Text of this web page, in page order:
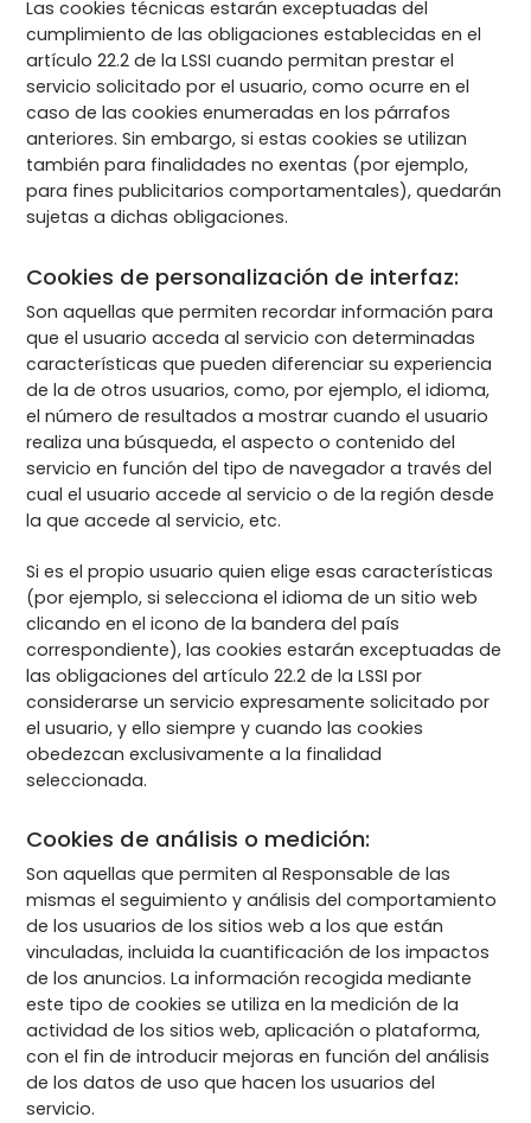
Las cookies técnicas estarán exceptuadas del
cumplimiento de las obligaciones establecidas en el
artículo 22.2 de la LSSI cuando permitan prestar el
servicio solicitado por el usuario, como ocurre en el
caso de las cookies enumeradas en los párrafos
anteriores. Sin embargo, si estas cookies se utilizan
también para finalidades no exentas (por ejemplo,
para fines publicitarios comportamentales), quedarán
sujetas a dichas obligaciones.
Cookies de personalización de interfaz:
Son aquellas que permiten recordar información para
que el usuario acceda al servicio con determinadas
características que pueden diferenciar su experiencia
de la de otros usuarios, como, por ejemplo, el idioma,
el número de resultados a mostrar cuando el usuario
realiza una búsqueda, el aspecto o contenido del
servicio en función del tipo de navegador a través del
cual el usuario accede al servicio o de la región desde
la que accede al servicio, etc.
Si es el propio usuario quien elige esas características
(por ejemplo, si selecciona el idioma de un sitio web
clicando en el icono de la bandera del país
correspondiente), las cookies estarán exceptuadas de
las obligaciones del artículo 22.2 de la LSSI por
considerarse un servicio expresamente solicitado por
el usuario, y ello siempre y cuando las cookies
obedezcan exclusivamente a la finalidad
seleccionada.
Cookies de análisis o medición:
Son aquellas que permiten al Responsable de las
mismas el seguimiento y análisis del comportamiento
de los usuarios de los sitios web a los que están
vinculadas, incluida la cuantificación de los impactos
de los anuncios. La información recogida mediante
este tipo de cookies se utiliza en la medición de la
actividad de los sitios web, aplicación o plataforma,
con el fin de introducir mejoras en función del análisis
de los datos de uso que hacen los usuarios del
servicio.